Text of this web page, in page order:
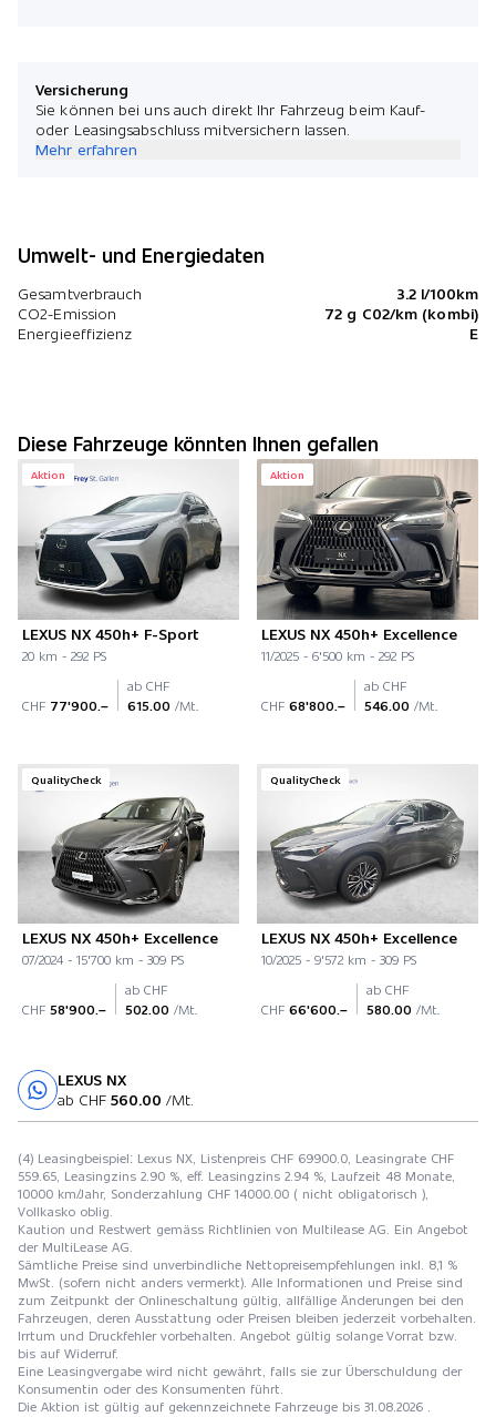
Versicherung
Sie können bei uns auch direkt Ihr Fahrzeug beim Kauf-
oder Leasingsabschluss mitversichern lassen.
Mehr erfahren
Umwelt- und Energiedaten
Gesamtverbrauch
3.2 l/100km
CO2-Emission
72 g C02/km (kombi)
Energieeffizienz
E
Diese Fahrzeuge könnten Ihnen gefallen
Aktion
LEXUS NX 450h+ F-Sport
20 km - 292 PS
CHF 77'900.–
ab CHF
615.00 /Mt.
Aktion
LEXUS NX 450h+ Excellence
11/2025 - 6'500 km - 292 PS
CHF 68'800.–
ab CHF
546.00 /Mt.
QualityCheck
LEXUS NX 450h+ Excellence
07/2024 - 15'700 km - 309 PS
CHF 58'900.–
ab CHF
502.00 /Mt.
QualityCheck
LEXUS NX 450h+ Excellence
10/2025 - 9'572 km - 309 PS
CHF 66'600.–
ab CHF
580.00 /Mt.
LEXUS NX
ab CHF 560.00 /Mt.
(4) Leasingbeispiel: Lexus NX, Listenpreis CHF 69900.0, Leasingrate CHF
559.65, Leasingzins 2.90 %, eff. Leasingzins 2.94 %, Laufzeit 48 Monate,
10000 km/Jahr, Sonderzahlung CHF 14000.00 ( nicht obligatorisch ),
Vollkasko oblig.
Kaution und Restwert gemäss Richtlinien von Multilease AG. Ein Angebot
der MultiLease AG.
Sämtliche Preise sind unverbindliche Nettopreisempfehlungen inkl. 8,1 %
MwSt. (sofern nicht anders vermerkt). Alle Informationen und Preise sind
zum Zeitpunkt der Onlineschaltung gültig, allfällige Änderungen bei den
Fahrzeugen, deren Ausstattung oder Preisen bleiben jederzeit vorbehalten.
Irrtum und Druckfehler vorbehalten. Angebot gültig solange Vorrat bzw.
bis auf Widerruf.
Eine Leasingvergabe wird nicht gewährt, falls sie zur Überschuldung der
Konsumentin oder des Konsumenten führt.
Die Aktion ist gültig auf gekennzeichnete Fahrzeuge bis 31.08.2026 .